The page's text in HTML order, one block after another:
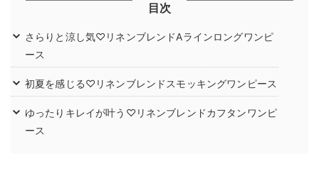
目次
さらりと涼し気♡リネンブレンドAラインロングワンピ
ース
初夏を感じる♡リネンブレンドスモッキングワンピース
ゆったりキレイが叶う♡リネンブレンドカフタンワンピ
ース